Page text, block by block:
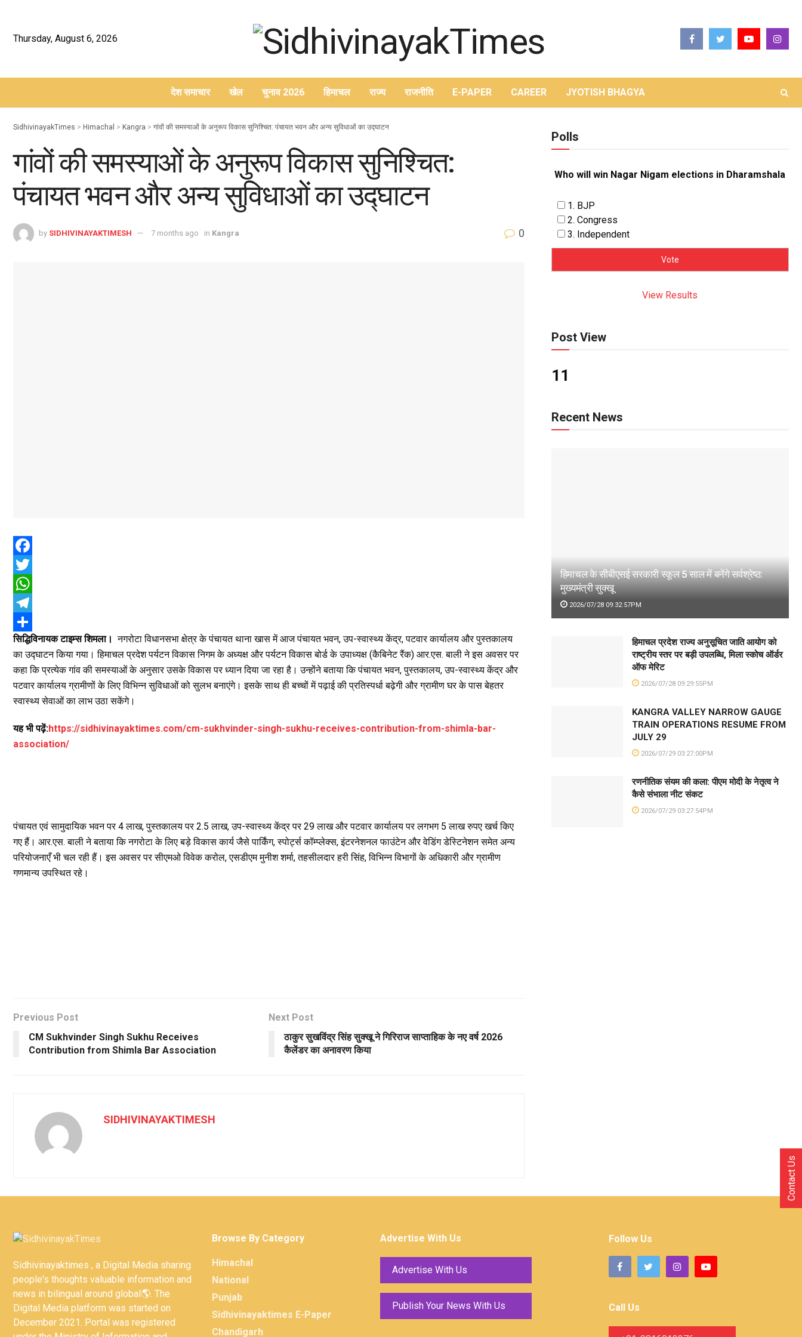
Thursday, August 6, 2026
देश समाचार खेल चुनाव 2026 हिमाचल राज्य राजनीति E-PAPER CAREER JYOTISH BHAGYA
SidhivinayakTimes > Himachal > Kangra > गांवों की समस्याओं के अनुरूप विकास सुनिश्चित: पंचायत भवन और अन्य सुविधाओं का उद्घाटन
गांवों की समस्याओं के अनुरूप विकास सुनिश्चित:
पंचायत भवन और अन्य सुविधाओं का उद्घाटन
by SIDHIVINAYAKTIMESH 7 months ago in Kangra 0
F
a
c
e
b
o
k
T
w
t
t
r
W
h
a
t
A
T
e
l
g
S
h
r
सिद्धिविनायक टाइम्स शिमला। नगरोटा विधानसभा क्षेत्र के पंचायत थाना खास में आज पंचायत भवन, उप-स्वास्थ्य केंद्र, पटवार कार्यालय और पुस्तकालय
का उद्घाटन किया गया। हिमाचल प्रदेश पर्यटन विकास निगम के अध्यक्ष और पर्यटन विकास बोर्ड के उपाध्यक्ष (कैबिनेट रैंक) आर.एस. बाली ने इस अवसर पर
कहा कि प्रत्येक गांव की समस्याओं के अनुसार उसके विकास पर ध्यान दिया जा रहा है। उन्होंने बताया कि पंचायत भवन, पुस्तकालय, उप-स्वास्थ्य केंद्र और
पटवार कार्यालय ग्रामीणों के लिए विभिन्न सुविधाओं को सुलभ बनाएंगे। इसके साथ ही बच्चों में पढ़ाई की प्रतिस्पर्धा बढ़ेगी और ग्रामीण घर के पास बेहतर
स्वास्थ्य सेवाओं का लाभ उठा सकेंगे।
यह भी पढ़ें:https://sidhivinayaktimes.com/cm-sukhvinder-singh-sukhu-receives-contribution-from-shimla-bar-
association/
पंचायत एवं सामुदायिक भवन पर 4 लाख, पुस्तकालय पर 2.5 लाख, उप-स्वास्थ्य केंद्र पर 29 लाख और पटवार कार्यालय पर लगभग 5 लाख रुपए खर्च किए
गए हैं। आर.एस. बाली ने बताया कि नगरोटा के लिए बड़े विकास कार्य जैसे पार्किंग, स्पोर्ट्स कॉम्प्लेक्स, इंटरनेशनल फाउंटेन और वेडिंग डेस्टिनेशन समेत अन्य
परियोजनाएँ भी चल रही हैं। इस अवसर पर सीएमओ विवेक करोल, एसडीएम मुनीश शर्मा, तहसीलदार हरी सिंह, विभिन्न विभागों के अधिकारी और ग्रामीण
गणमान्य उपस्थित रहे।
Previous Post
CM Sukhvinder Singh Sukhu Receives
Contribution from Shimla Bar Association
Next Post
ठाकुर सुखविंद्र सिंह सुक्खू ने गिरिराज साप्ताहिक के नए वर्ष 2026
कैलेंडर का अनावरण किया
SIDHIVINAYAKTIMESH
Polls
Who will win Nagar Nigam elections in Dharamshala
1. BJP
2. Congress
3. Independent
View Results
Post View
11
Recent News
हिमाचल के सीबीएसई सरकारी स्कूल 5 साल में बनेंगे सर्वश्रेष्ठ:
मुख्यमंत्री सुक्खू
2026/07/28 09:32:57PM
हिमाचल प्रदेश राज्य अनुसूचित जाति आयोग को
राष्ट्रीय स्तर पर बड़ी उपलब्धि, मिला स्कोच ऑर्डर
ऑफ मेरिट
2026/07/28 09:29:55PM
KANGRA VALLEY NARROW GAUGE
TRAIN OPERATIONS RESUME FROM
JULY 29
2026/07/29 03:27:00PM
रणनीतिक संयम की कला: पीएम मोदी के नेतृत्व ने
कैसे संभाला नीट संकट
2026/07/29 03:27:54PM
Sidhivinayaktimes , a Digital Media sharing
people's thoughts valuable information and
news in bilingual around global🌎. The
Digital Media platform was started on
December 2021. Portal was registered
Browse By Category
Himachal
National
Punjab
Sidhivinayaktimes E-Paper
Chandigarh
Advertise With Us
Advertise With Us
Publish Your News With Us
Follow Us
Call Us
Contact Us